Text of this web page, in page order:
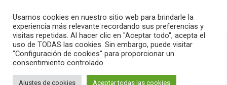
search menu pause PLAY
Usamos cookies en nuestro sitio web para brindarle la
experiencia más relevante recordando sus preferencias y
visitas repetidas. Al hacer clic en "Aceptar todo", acepta el
uso de TODAS las cookies. Sin embargo, puede visitar
"Configuración de cookies" para proporcionar un
consentimiento controlado.
Ajustes de cookies Aceptar todas las cookies